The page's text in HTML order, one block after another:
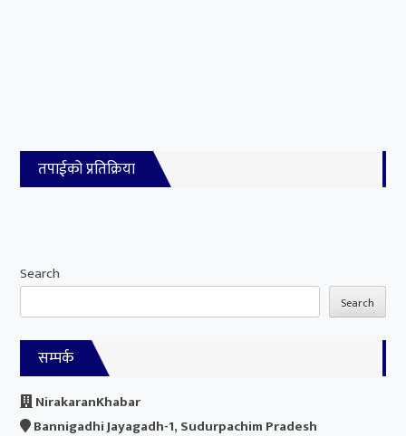
तपाईको प्रतिक्रिया
Search
Search
सम्पर्क
NirakaranKhabar
Bannigadhi Jayagadh-1, Sudurpachim Pradesh